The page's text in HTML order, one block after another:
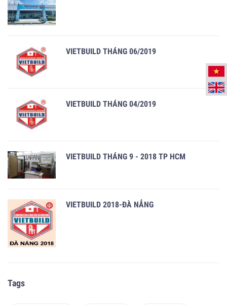
VIETBUILD THÁNG 06/2019
VIETBUILD THÁNG 04/2019
VIETBUILD THÁNG 9 - 2018 TP HCM
VIETBUILD 2018-ĐÀ NẲNG
Tags